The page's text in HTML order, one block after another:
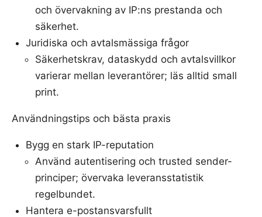
och övervakning av IP:ns prestanda och
säkerhet.
Juridiska och avtalsmässiga frågor
Säkerhetskrav, dataskydd och avtalsvillkor
varierar mellan leverantörer; läs alltid small
print.
Användningstips och bästa praxis
Bygg en stark IP-reputation
Använd autentisering och trusted sender-
principer; övervaka leveransstatistik
regelbundet.
Hantera e-postansvarsfullt